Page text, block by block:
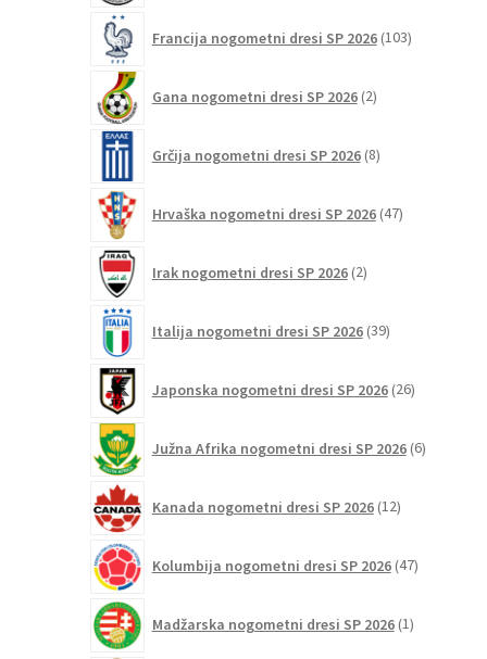
Francija nogometni dresi SP 2026 103izdelki
Gana nogometni dresi SP 2026 2izdelka
Grčija nogometni dresi SP 2026 8izdelkov
Hrvaška nogometni dresi SP 2026 47izdelkov
Irak nogometni dresi SP 2026 2izdelka
Italija nogometni dresi SP 2026 39izdelkov
Japonska nogometni dresi SP 2026 26izdelkov
Južna Afrika nogometni dresi SP 2026 6izdelkov
Kanada nogometni dresi SP 2026 12izdelkov
Kolumbija nogometni dresi SP 2026 47izdelkov
Madžarska nogometni dresi SP 2026 1izdelek